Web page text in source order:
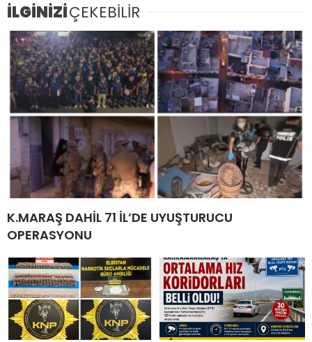
İLGİNİZİÇEKEBİLİR
K.MARAŞ DAHİL 71 İL’DE UYUŞTURUCU
OPERASYONU